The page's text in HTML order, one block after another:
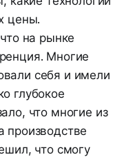
цены.
на рынке
Многие
себя и имели
глубокое
что многие из
производстве
что смогу